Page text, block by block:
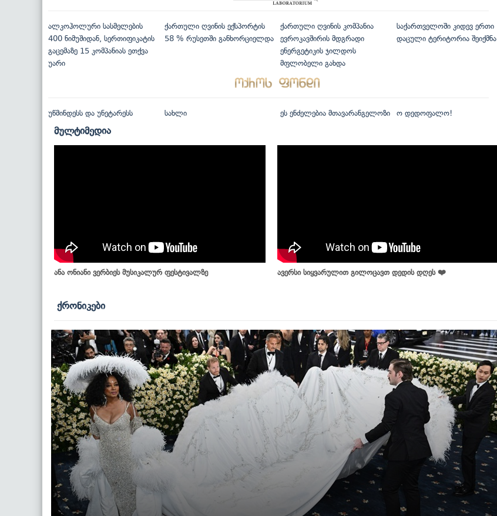
ალკოჰოლური სასმელების
400 ნიმუშიდან, სერთიფიკატის
გაცემაზე 15 კომპანიას ეთქვა
უარი
ქართული ღვინის ექსპორტის
58 % რუსეთში განხორციელდა
ქართული ღვინის კომპანია
ევროკავშირის მდგრადი
ენერგეტიკის ჯილდოს
მფლობელი გახდა
საქართველოში კიდევ ერთი
დაცული ტერიტორია შეიქმნა
უწმინდესს და უნეტარესს სახლი ეს ენძელებია მთავარანგელოზი ო დედოფალო!
მულტიმედია
ანა ონიანი ვერბიეს მუსიკალურ ფესტივალზე ავერსი სიყვარულით გილოცავთ დედის დღეს ❤️
ქრონიკები